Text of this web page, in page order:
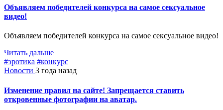
Объявляем победителей конкурса на самое сексуальное
видео!
Объявляем победителей конкурса на самое сексуальное видео!
Читать дальше
#эротика #конкурс
Новости 3 года назад
Изменение правил на сайте! Запрещается ставить
откровенные фотографии на аватар.